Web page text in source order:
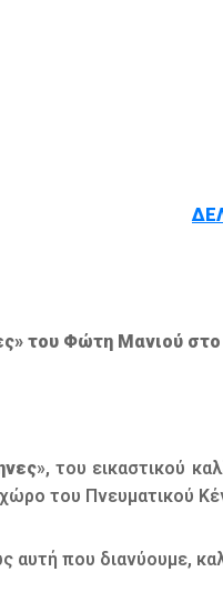
του Φώτη Μανιού
», του εικαστικού
του Πνευματικού
που διανύουμε,